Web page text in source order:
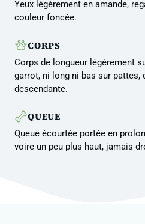
Yeux légèrement en amande,
couleur foncée.
CORPS
Corps de longueur légèrement
garrot, ni long ni bas sur
descendante.
QUEUE
Queue écourtée portée en
voire un peu plus haut, jamais